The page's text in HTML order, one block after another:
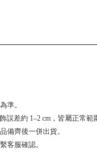
準。
誤差約 1–2 cm，皆屬正常範
備齊後一併出貨。
客服確認。